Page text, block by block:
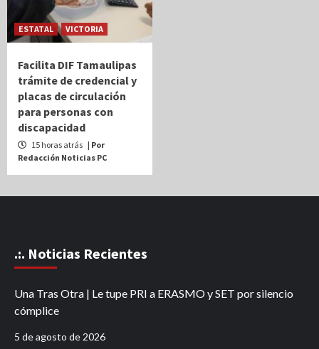
ESTATAL VICTORIA
Facilita DIF Tamaulipas
trámite de credencial y
placas de circulación
para personas con
discapacidad
15 horas atrás | Por
Redacción Noticias PC
.:. Noticias Recientes
Una Tras Otra | Le tupe PRI a ERASMO y SET por silencio
cómplice
5 de agosto de 2026